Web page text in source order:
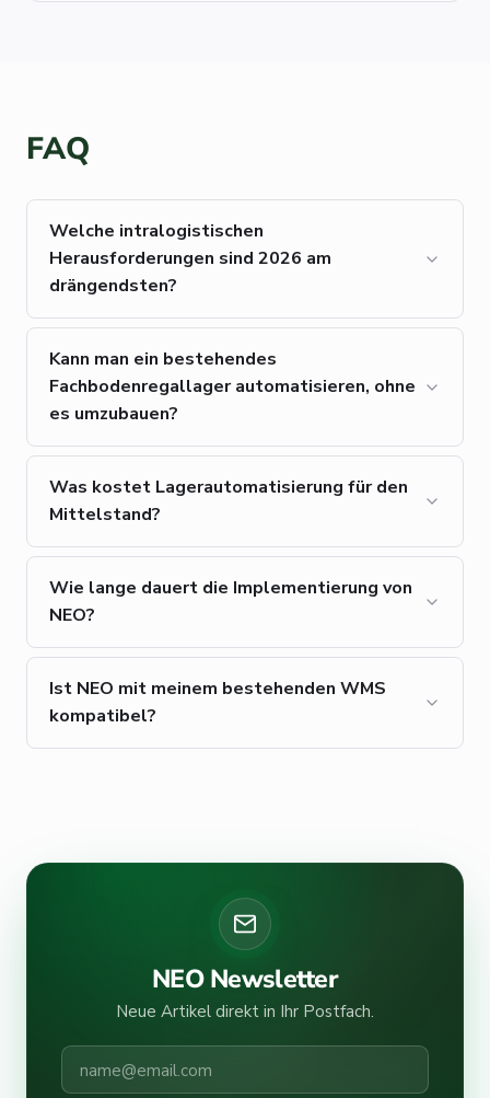
FAQ
Welche intralogistischen
Herausforderungen sind 2026 am
drängendsten?
Kann man ein bestehendes
Fachbodenregallager automatisieren, ohne
es umzubauen?
Was kostet Lagerautomatisierung für den
Mittelstand?
Wie lange dauert die Implementierung von
NEO?
Ist NEO mit meinem bestehenden WMS
kompatibel?
NEO Newsletter
Neue Artikel direkt in Ihr Postfach.